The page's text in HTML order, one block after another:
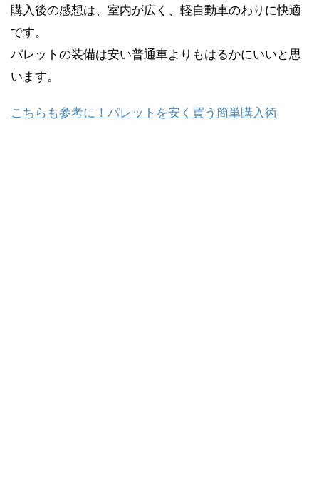
購入後の感想は、室内が広く、軽自動車のわりに快適
です。
パレットの装備は安い普通車よりもはるかにいいと思
います。
こちらも参考に！パレットを安く買う簡単購入術